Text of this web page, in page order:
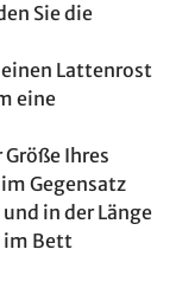
Sie die
Lattenrost
eine
Ihres
Gegensatz
in der Länge
im Bett